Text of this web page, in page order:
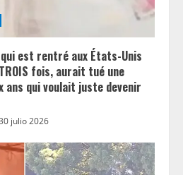
est rentré aux États-Unis
fois, aurait tué une
qui voulait juste devenir
julio 2026